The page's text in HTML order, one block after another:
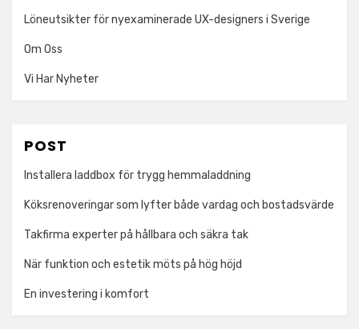
Löneutsikter för nyexaminerade UX-designers i Sverige
Om Oss
Vi Har Nyheter
POST
Installera laddbox för trygg hemmaladdning
Köksrenoveringar som lyfter både vardag och bostadsvärde
Takfirma experter på hållbara och säkra tak
När funktion och estetik möts på hög höjd
En investering i komfort